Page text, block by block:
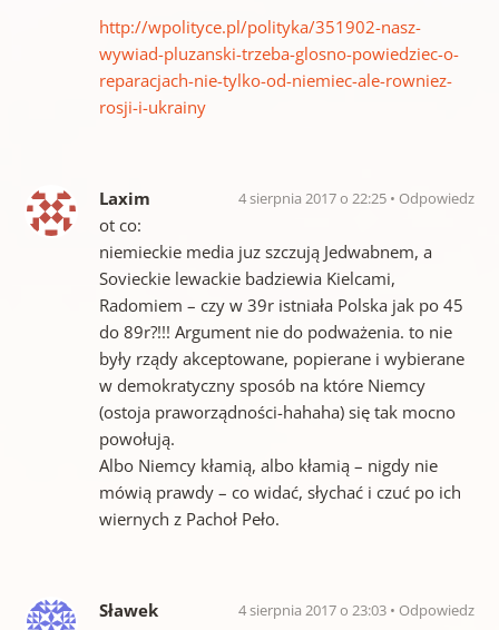
http://wpolityce.pl/polityka/351902-nasz-
wywiad-pluzanski-trzeba-glosno-powiedziec-o-
reparacjach-nie-tylko-od-niemiec-ale-rowniez-
rosji-i-ukrainy
Laxim 4 sierpnia 2017 o 22:25 Odpowiedz
ot co:
niemieckie media juz szczują Jedwabnem, a
Sovieckie lewackie badziewia Kielcami,
Radomiem – czy w 39r istniała Polska jak po 45
do 89r?!!! Argument nie do podważenia. to nie
były rządy akceptowane, popierane i wybierane
w demokratyczny sposób na które Niemcy
(ostoja praworządności-hahaha) się tak mocno
powołują.
Albo Niemcy kłamią, albo kłamią – nigdy nie
mówią prawdy – co widać, słychać i czuć po ich
wiernych z Pachoł Peło.
Sławek 4 sierpnia 2017 o 23:03 Odpowiedz